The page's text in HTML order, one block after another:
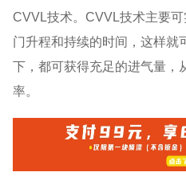
CVVL技术。CVVL技术主要
门升程和持续的时间，这样就
下，都可获得充足的进气量，
率。